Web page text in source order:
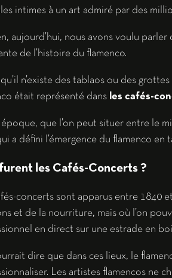
intimes à un art admiré par des
aujourd’hui, nous avons voulu
de l’histoire du flamenco.
n’existe des tablaos ou des
était représenté dans les cafés-
que l’on peut situer entre le
a défini l’émergence du flamenco
les Cafés-Concerts ?
concerts sont apparus entre 1840
et de la nourriture, mais où l’on
en direct sur une estrade en
dire que dans ces lieux, le
Les artistes flamencos ne